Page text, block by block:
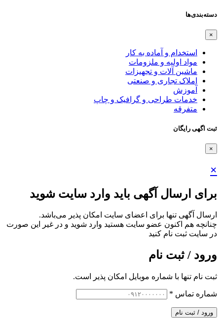
دسته‌بندی‌ها
×
استخدام و آماده به کار
مواد اولیه و ملزومات
ماشین آلات و تجهیزات
املاک تجاری و صنعتی
آموزش
خدمات طراحی و گرافیک و چاپ
متفرقه
ثبت اگهی رایگان
×
×
برای ارسال آگهی باید وارد سایت شوید
ارسال آگهی تنها برای اعضای سایت امکان پذیر می‌باشد.
چنانچه هم‌ اکنون عضو سایت هستید وارد شوید و در غیر این صورت
در سایت ثبت نام کنید
ورود / ثبت نام
ثبت نام تنها با شماره موبایل امکان پذیر است.
شماره تماس *
ورود / ثبت نام